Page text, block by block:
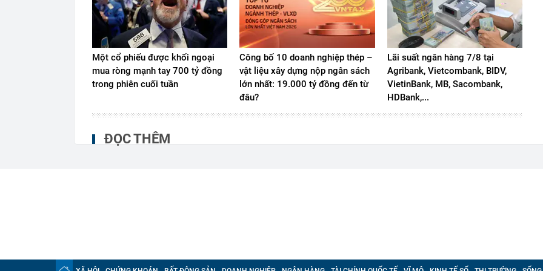
Một cổ phiếu được khối ngoại
mua ròng mạnh tay 700 tỷ đồng
trong phiên cuối tuần
Công bố 10 doanh nghiệp thép –
vật liệu xây dựng nộp ngân sách
lớn nhất: 19.000 tỷ đồng đến từ
đâu?
Lãi suất ngân hàng 7/8 tại
Agribank, Vietcombank, BIDV,
VietinBank, MB, Sacombank,
HDBank,...
ĐỌC THÊM